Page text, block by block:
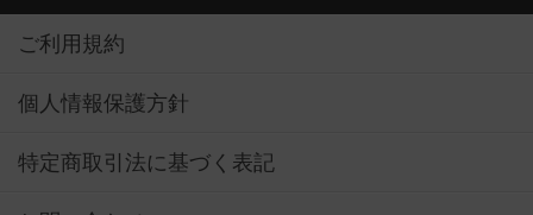
ご利用規約
個人情報保護方針
特定商取引法に基づく表記